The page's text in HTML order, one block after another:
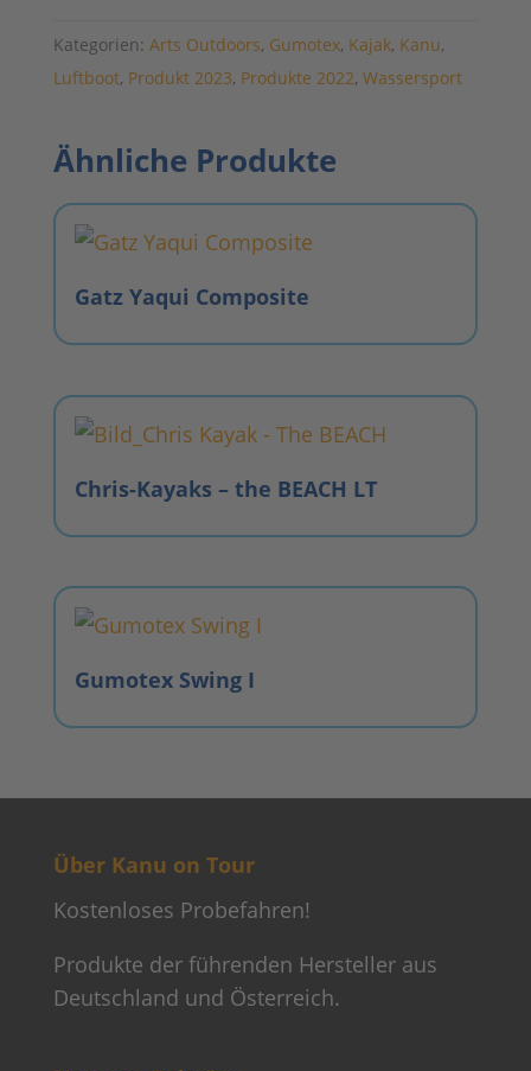
Kategorien: Arts Outdoors, Gumotex, Kajak, Kanu,
Luftboot, Produkt 2023, Produkte 2022, Wassersport
Ähnliche Produkte
Gatz Yaqui Composite
Chris-Kayaks – the BEACH LT
Gumotex Swing I
Über Kanu on Tour
Kostenloses Probefahren!
Produkte der führenden Hersteller aus
Deutschland und Österreich.